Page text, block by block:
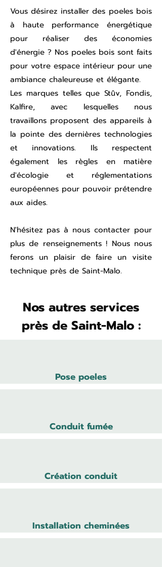
Vous désirez installer des poeles bois
à haute performance énergétique
pour réaliser des économies
d'énergie ? Nos poeles bois sont faits
pour votre espace intérieur pour une
ambiance chaleureuse et élégante.
Les marques telles que Stûv, Fondis,
Kalfire, avec lesquelles nous
travaillons proposent des appareils à
la pointe des dernières technologies
et innovations. Ils respectent
également les règles en matière
d'écologie et réglementations
européennes pour pouvoir prétendre
aux aides.
N'hésitez pas à nous contacter pour
plus de renseignements ! Nous nous
ferons un plaisir de faire un visite
technique près de Saint-Malo.
Nos autres services
près de Saint-Malo :
Pose poeles
Conduit fumée
Création conduit
Installation cheminées